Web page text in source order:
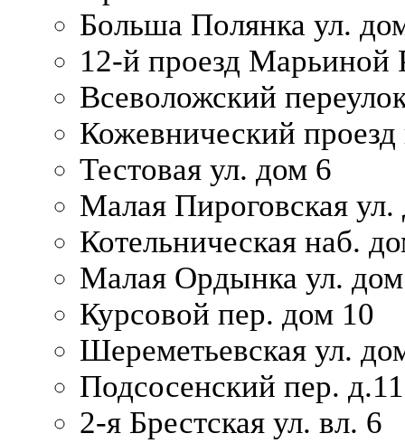
Больша Полянка ул.
12-й проезд Марьиной
Всеволожский
Кожевнический проезд
Тестовая ул. дом 6
Малая Пироговская
Котельническая наб.
Малая Ордынка ул.
Курсовой пер. дом 10
Шереметьевская ул.
Подсосенский пер. д.11
2-я Брестская ул. вл. 6